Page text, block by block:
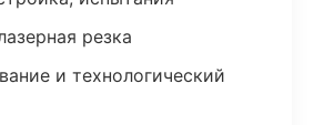
резка
и технологический